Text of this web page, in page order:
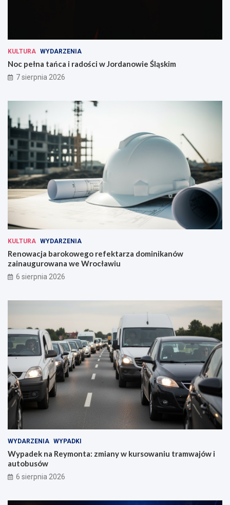
KULTURA WYDARZENIA
Noc pełna tańca i radości w Jordanowie Śląskim
7 sierpnia 2026
KULTURA WYDARZENIA
Renowacja barokowego refektarza dominikanów
zainaugurowana we Wrocławiu
6 sierpnia 2026
WYDARZENIA WYPADKI
Wypadek na Reymonta: zmiany w kursowaniu tramwajów i
autobusów
6 sierpnia 2026